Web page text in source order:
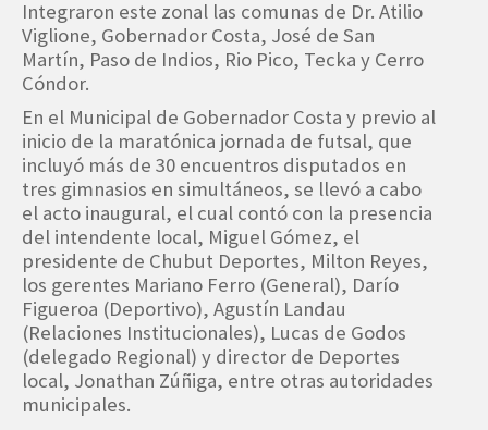
Integraron este zonal las comunas de Dr. Atilio
Viglione, Gobernador Costa, José de San
Martín, Paso de Indios, Rio Pico, Tecka y Cerro
Cóndor.
En el Municipal de Gobernador Costa y previo al
inicio de la maratónica jornada de futsal, que
incluyó más de 30 encuentros disputados en
tres gimnasios en simultáneos, se llevó a cabo
el acto inaugural, el cual contó con la presencia
del intendente local, Miguel Gómez, el
presidente de Chubut Deportes, Milton Reyes,
los gerentes Mariano Ferro (General), Darío
Figueroa (Deportivo), Agustín Landau
(Relaciones Institucionales), Lucas de Godos
(delegado Regional) y director de Deportes
local, Jonathan Zúñiga, entre otras autoridades
municipales.